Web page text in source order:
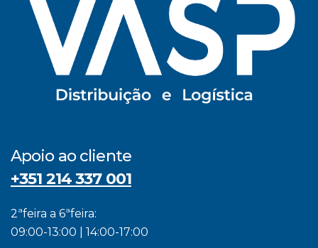
Apoio ao cliente
+351 214 337 001
2ªfeira a 6ªfeira:
09:00-13:00 | 14:00-17:00